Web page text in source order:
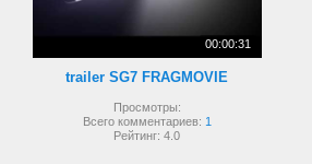
00:00:31
trailer SG7 FRAGMOVIE
Просмотры:
Всего комментариев: 1
Рейтинг: 4.0